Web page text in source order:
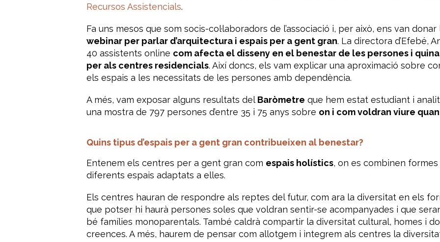
Recursos Assistencials.
Fa uns mesos que som socis-col·laboradors de l’associació i, per això, ens van
webinar per parlar d’arquitectura i espais per a gent gran. La directora d’Efebé,
40 assistents online com afecta el disseny en el benestar de les persones i
per als centres residencials. Així doncs, els vam explicar una aproximació sobre
els espais a les necessitats de les persones amb dependència.
A més, vam exposar alguns resultats del Baròmetre que hem estat estudiant i
una mostra de 797 persones d’entre 35 i 75 anys sobre on i com voldran viure
Quins tipus d’espais per a gent gran contribueixen al benestar?
Entenem els centres per a gent gran com espais holístics, on es combinen
diferents espais adaptats a elles.
Els centres hauran de respondre als reptes del futur, com ara la diversitat en els
que potser hi haurà persones soles que voldran sentir-se acompanyades i que
bé famílies monoparentals. També caldrà compartir la diversitat cultural, homes i
creences. A més, haurem de pensar com allotgem i integrem als centres la